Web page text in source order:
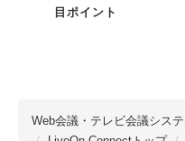
目ポイント
Web会議・テレビ会議シス